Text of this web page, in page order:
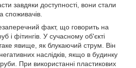
завдяки доступності, вони стали
споживачів.
факт, що говорить на
і фітингів. У сучасному об'єкті
явище, як блукаючий струм. Він
наслідків, якщо в будинку
При використанні пластикових